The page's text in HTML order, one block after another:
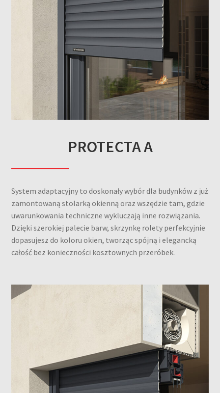
PROTECTA A
System adaptacyjny to doskonały wybór dla budynków z już
zamontowaną stolarką okienną oraz wszędzie tam, gdzie
uwarunkowania techniczne wykluczają inne rozwiązania.
Dzięki szerokiej palecie barw, skrzynkę rolety perfekcyjnie
dopasujesz do koloru okien, tworząc spójną i elegancką
całość bez konieczności kosztownych przeróbek.